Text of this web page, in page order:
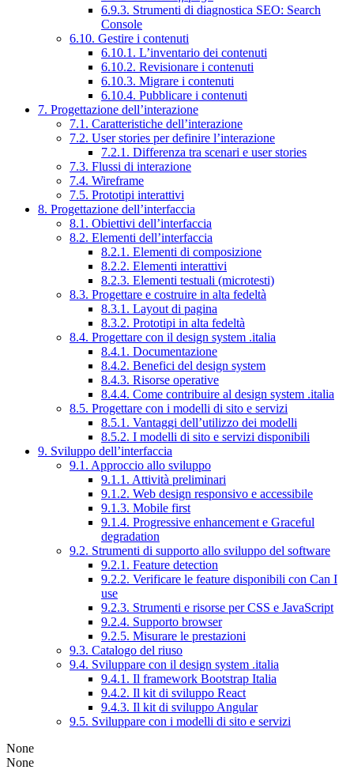
6.9.3. Strumenti di diagnostica SEO: Search
Console
6.10. Gestire i contenuti
6.10.1. L’inventario dei contenuti
6.10.2. Revisionare i contenuti
6.10.3. Migrare i contenuti
6.10.4. Pubblicare i contenuti
7. Progettazione dell’interazione
7.1. Caratteristiche dell’interazione
7.2. User stories per definire l’interazione
7.2.1. Differenza tra scenari e user stories
7.3. Flussi di interazione
7.4. Wireframe
7.5. Prototipi interattivi
8. Progettazione dell’interfaccia
8.1. Obiettivi dell’interfaccia
8.2. Elementi dell’interfaccia
8.2.1. Elementi di composizione
8.2.2. Elementi interattivi
8.2.3. Elementi testuali (microtesti)
8.3. Progettare e costruire in alta fedeltà
8.3.1. Layout di pagina
8.3.2. Prototipi in alta fedeltà
8.4. Progettare con il design system .italia
8.4.1. Documentazione
8.4.2. Benefici del design system
8.4.3. Risorse operative
8.4.4. Come contribuire al design system .italia
8.5. Progettare con i modelli di sito e servizi
8.5.1. Vantaggi dell’utilizzo dei modelli
8.5.2. I modelli di sito e servizi disponibili
9. Sviluppo dell’interfaccia
9.1. Approccio allo sviluppo
9.1.1. Attività preliminari
9.1.2. Web design responsivo e accessibile
9.1.3. Mobile first
9.1.4. Progressive enhancement e Graceful
degradation
9.2. Strumenti di supporto allo sviluppo del software
9.2.1. Feature detection
9.2.2. Verificare le feature disponibili con Can I
use
9.2.3. Strumenti e risorse per CSS e JavaScript
9.2.4. Supporto browser
9.2.5. Misurare le prestazioni
9.3. Catalogo del riuso
9.4. Sviluppare con il design system .italia
9.4.1. Il framework Bootstrap Italia
9.4.2. Il kit di sviluppo React
9.4.3. Il kit di sviluppo Angular
9.5. Sviluppare con i modelli di sito e servizi
None
None